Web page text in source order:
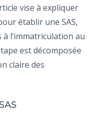
vise à expliquer
établir une SAS,
l’immatriculation au
est décomposée
claire des